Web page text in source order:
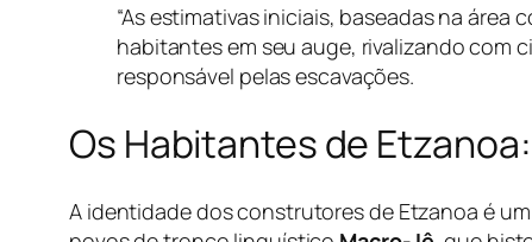
“As estimativas iniciais, baseadas na
habitantes em seu auge, rivalizando com
responsável pelas escavações.
Os Habitantes de
A identidade dos construtores de Etzanoa é